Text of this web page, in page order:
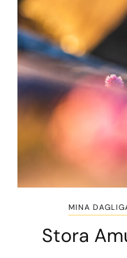
MINA
Stora